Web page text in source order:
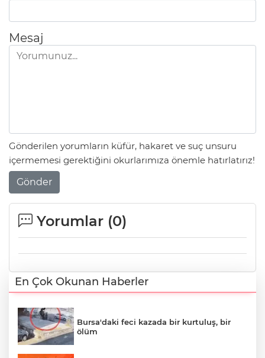
Mesaj
Gönderilen yorumların küfür, hakaret ve suç unsuru
içermemesi gerektiğini okurlarımıza önemle hatırlatırız!
Gönder
Yorumlar (0)
En Çok Okunan Haberler
Bursa'daki feci kazada bir kurtuluş, bir
ölüm